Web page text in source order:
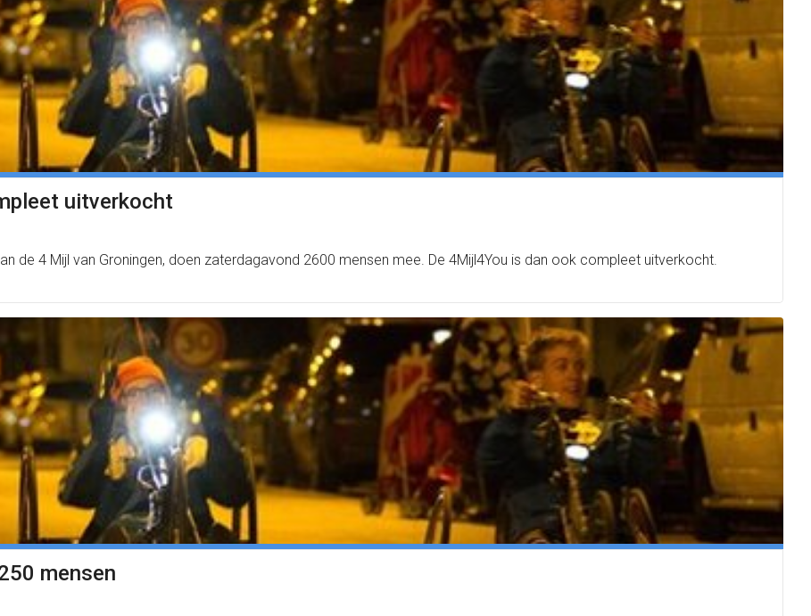
uitverkocht
de 4 Mijl van Groningen, doen zaterdagavond 2600 mensen mee. De 4Mijl4You is dan ook compleet uitverkocht.
mensen